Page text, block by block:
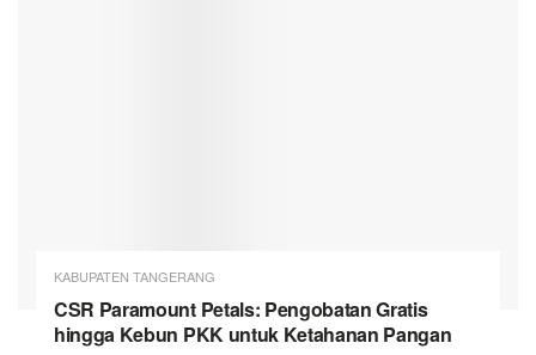
KABUPATEN TANGERANG
CSR Paramount Petals: Pengobatan Gratis
hingga Kebun PKK untuk Ketahanan Pangan